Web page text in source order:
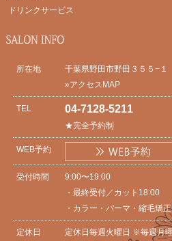
ドリンクサービス
所在地
千葉県野田市野田３５５−１
»アクセスMAP
TEL 04-7128-5211
★完全予約制
WEB予約
受付時間
9:00〜19:00
・最終受付／カット18:00
・カラー・パーマ・縮毛矯
定休日 定休日毎週火曜日 ※毎週月